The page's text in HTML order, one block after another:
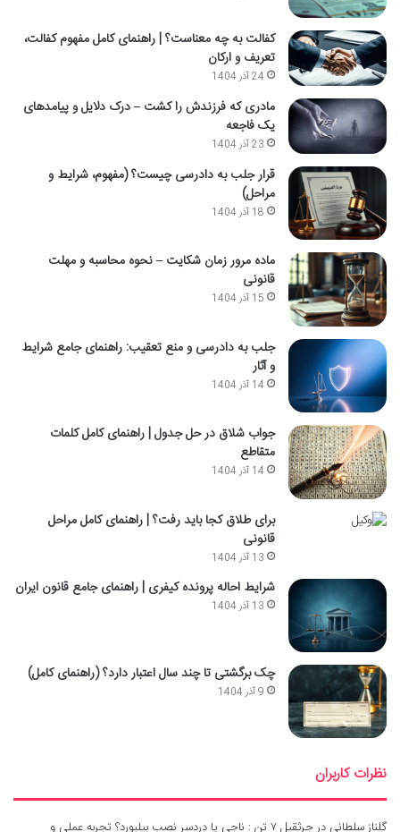
کفالت به چه معناست؟ | راهنمای کامل مفهوم کفالت،
تعریف و ارکان
24 آذر 1404
مادری که فرزندش را کشت – درک دلایل و پیامدهای
یک فاجعه
23 آذر 1404
قرار جلب به دادرسی چیست؟ (مفهوم، شرایط و
مراحل)
18 آذر 1404
ماده مرور زمان شکایت – نحوه محاسبه و مهلت
قانونی
15 آذر 1404
جلب به دادرسی و منع تعقیب: راهنمای جامع شرایط
و آثار
14 آذر 1404
جواب شلاق در حل جدول | راهنمای کامل کلمات
متقاطع
14 آذر 1404
برای طلاق کجا باید رفت؟ | راهنمای کامل مراحل
قانونی
13 آذر 1404
شرایط احاله پرونده کیفری | راهنمای جامع قانون ایران
13 آذر 1404
چک برگشتی تا چند سال اعتبار دارد؟ (راهنمای کامل)
9 آذر 1404
نظرات کاربران
گلناز سلطانی در جرثقیل ۷ تن : ناجی یا دردسر نصب بیلبورد؟ تجربه عملی و